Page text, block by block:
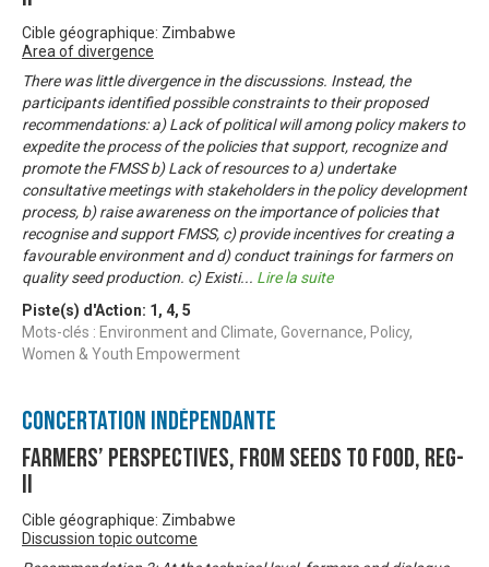
Cible géographique: Zimbabwe
Area of divergence
There was little divergence in the discussions. Instead, the
participants identified possible constraints to their proposed
recommendations: a) Lack of political will among policy makers to
expedite the process of the policies that support, recognize and
promote the FMSS b) Lack of resources to a) undertake
consultative meetings with stakeholders in the policy development
process, b) raise awareness on the importance of policies that
recognise and support FMSS, c) provide incentives for creating a
favourable environment and d) conduct trainings for farmers on
quality seed production. c) Existi... Lire la suite
Piste(s) d'Action: 1 , 4, 5
Mots-clés : Environment and Climate, Governance, Policy,
Women & Youth Empowerment
Concertation Indépendante
Farmers’ Perspectives, from Seeds to Food, Reg-
II
Cible géographique: Zimbabwe
Discussion topic outcome